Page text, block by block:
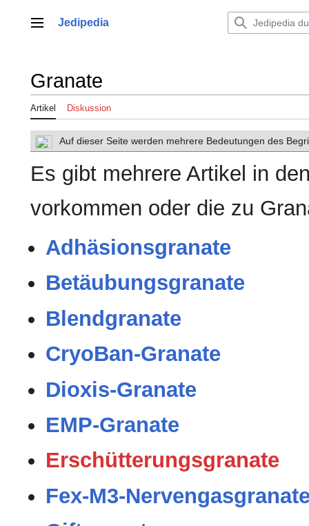
springenHauptmenü
Jedipedia
Granate
Artikel Diskussion
Auf dieser Seite werden mehrere Bedeutungen des
Es gibt mehrere Artikel in
vorkommen oder die zu
Adhäsionsgranate
Betäubungsgranate
Blendgranate
CryoBan-Granate
Dioxis-Granate
EMP-Granate
Erschütterungsgranate
Fex-M3-